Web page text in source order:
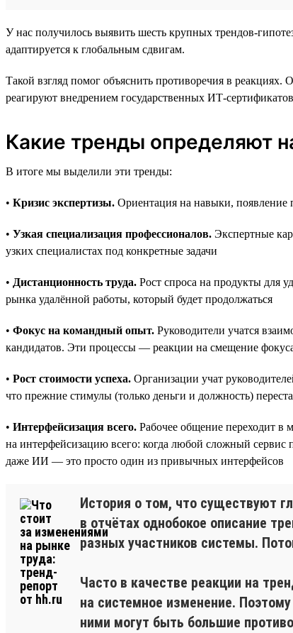
У нас получилось выявить шесть крупных трендов-
адаптируется к глобальным сдвигам.
Такой взгляд помог объяснить противоречия в
реагируют внедрением государственных ИТ-
Какие тренды определяют
В итоге мы выделили эти тренды:
• Кризис экспертизы. Ориентация на навыки, появление
• Узкая специализация профессионалов. Экспертные
узких специалистах под конкретные задачи
• Дистанционность труда. Рост спроса на продукты для
рынка удалённой работы, который будет продолжаться
• Фокус на командный опыт. Руководители учатся
кандидатов. Эти процессы — реакции на смещение
• Рост стоимости успеха. Организации учат
что прежние стимулы (только деньги и должность)
• Интерфейсизация всего. Рабочее общение переходит в
на интерфейсизацию всего: когда любой сложный сервис
даже ИИ — это просто один из привычных интерфейсов
История о том, что существуют
в отчётах однобокое описание
разных участников системы.
Часто в качестве реакции на
на системное изменение.
ними могут быть большие